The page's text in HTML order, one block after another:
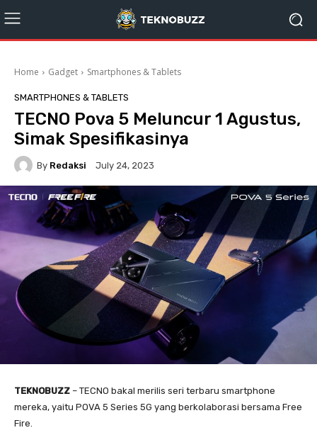
Home Gadget Smartphones & Tablets
SMARTPHONES & TABLETS
TECNO Pova 5 Meluncur 1 Agustus,
Simak Spesifikasinya
By Redaksi July 24, 2023
TEKNOBUZZ – TECNO bakal merilis seri terbaru smartphone
mereka, yaitu POVA 5 Series 5G yang berkolaborasi bersama Free
Fire.